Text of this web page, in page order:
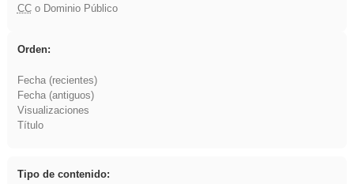
CCo Dominio Público
Orden:
Fecha (recientes)
Fecha (antiguos)
Visualizaciones
Título
Tipo de contenido: